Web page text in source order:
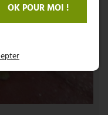
OK POUR MOI !